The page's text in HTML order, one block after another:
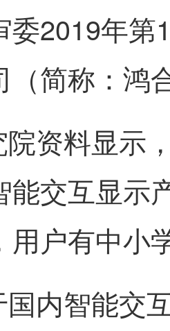
委2019年第
简称： 鸿
资料显示
能交互显示
用户有中小
内智能交